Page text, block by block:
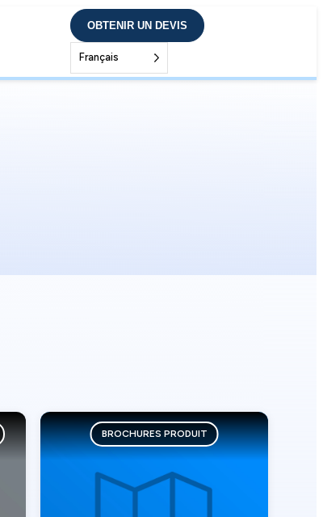
OBTENIR UN DEVIS
Français
BROCHURES PRODUIT